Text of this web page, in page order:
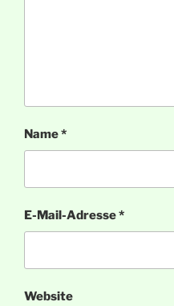
Name*
E-Mail-Adresse*
Website